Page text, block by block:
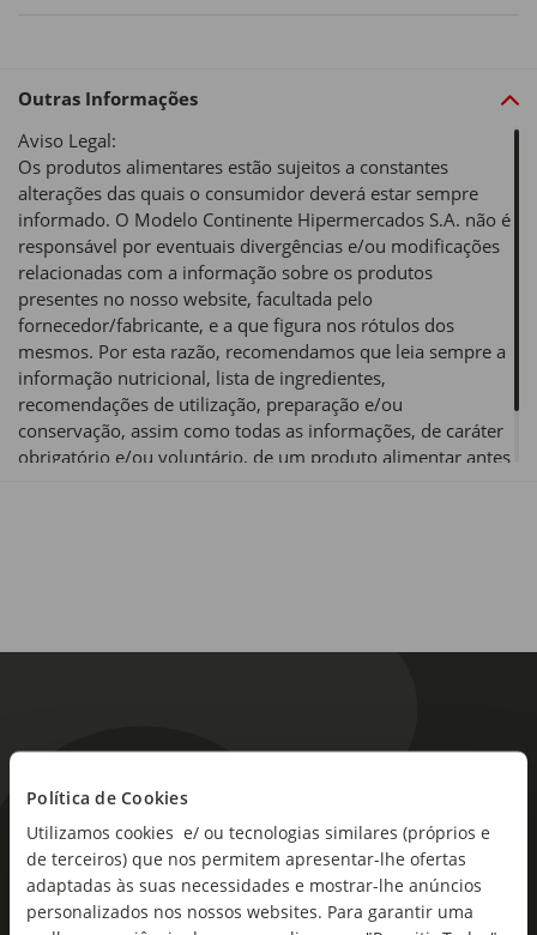
Política de Cookies
Utilizamos cookies e/ ou tecnologias similares (próprios e
de terceiros) que nos permitem apresentar-lhe ofertas
adaptadas às suas necessidades e mostrar-lhe anúncios
personalizados nos nossos websites. Para garantir uma
Outras Informações
Aviso Legal:
Os produtos alimentares estão sujeitos a constantes
alterações das quais o consumidor deverá estar sempre
informado. O Modelo Continente Hipermercados S.A. não é
responsável por eventuais divergências e/ou modificações
relacionadas com a informação sobre os produtos
presentes no nosso website, facultada pelo
fornecedor/fabricante, e a que figura nos rótulos dos
mesmos. Por esta razão, recomendamos que leia sempre a
informação nutricional, lista de ingredientes,
recomendações de utilização, preparação e/ou
conservação, assim como todas as informações, de caráter
obrigatório e/ou voluntário, de um produto alimentar antes
As novidades mais frescas no
seu e-mail!
Subscreva e descubra campanhas exclusivas,